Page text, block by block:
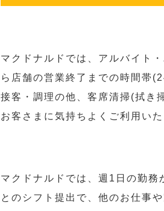
マクドナルドでは、アルバイト
ら店舗の営業終了までの時間帯
接客・調理の他、客席清掃(拭き
お客さまに気持ちよくご利用い
マクドナルドでは、週1日の勤
とのシフト提出で、他のお仕事